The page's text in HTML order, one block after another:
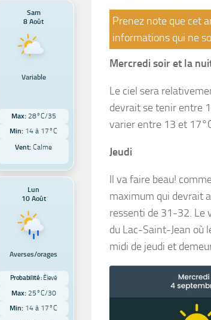
Prenez note que cet
informations qui ne
Mercredi soir et la
Le ciel sera
devrait se tenir entre
varier entre 13 et
Jeudi
Il va faire beau!
maximum qui devrait
ressenti de 31-32. Le
du Lac-Saint-Jean où
midi de jeudi et
Sam
8 Août
Variable
Max: 28°C/35
Min: 14 à 17°C
Vent: Calme
Lun
10 Août
Averses/orages
Probabilité : Élevé
Max: 25°C/30
Min: 14 à 17°C